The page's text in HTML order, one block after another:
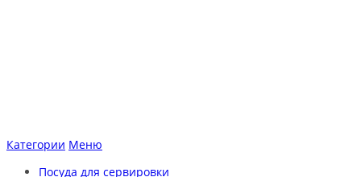
Категории Меню
Посуда для сервировки